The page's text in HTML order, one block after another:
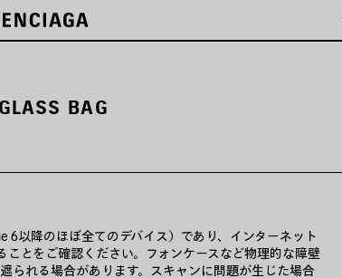
BAG
6以降のほぼ全てのデバイス）であり、インターネット
ことをご確認ください。フォンケースなど物理的な障壁
られる場合があります。スキャンに問題が生じた場合